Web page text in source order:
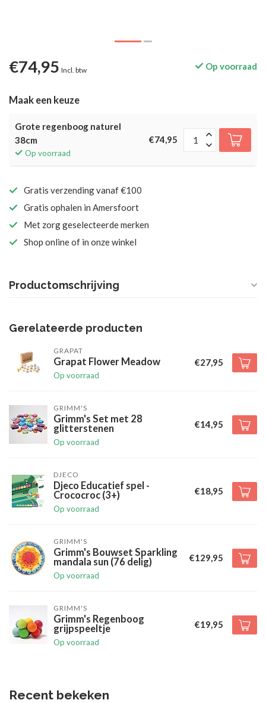
€74,95 Incl. btw Op voorraad
Maak een keuze
Grote regenboog naturel
38cm
Op voorraad
€74,95
Gratis verzending vanaf €100
Gratis ophalen in Amersfoort
Met zorg geselecteerde merken
Shop online of in onze winkel
Productomschrijving
Gerelateerde producten
GRAPAT
Grapat Flower Meadow
Op voorraad
€27,95
GRIMM'S
Grimm's Set met 28
glitterstenen
Op voorraad
€14,95
DJECO
Djeco Educatief spel -
Crococroc (3+)
Op voorraad
€18,95
GRIMM'S
Grimm's Bouwset Sparkling
mandala sun (76 delig)
Op voorraad
€129,95
GRIMM'S
Grimm's Regenboog
grijpspeeltje
Op voorraad
€19,95
Recent bekeken